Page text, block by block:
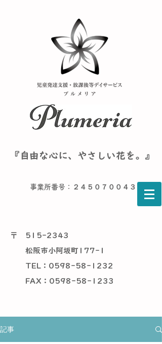
『自由な心に、やさしい花を。』
事業所番号：２４５０７００４３６
〒
515-2343
松阪市小阿坂町177-1
TEL：0598-58-1232
​ FAX：0598-58-1233
記事